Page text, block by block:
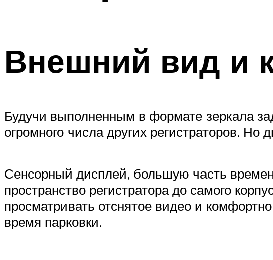
Внешний вид и
Будучи выполненным в формате зеркала
огромного числа других регистраторов. Но
Сенсорный дисплей, большую часть
пространство регистратора до самого
просматривать отснятое видео и
время парковки.